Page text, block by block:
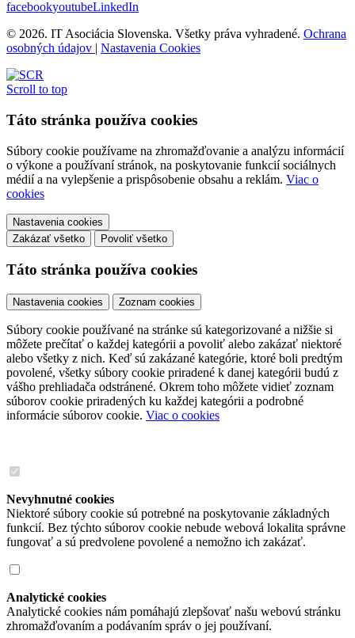
facebookyoutubeLinkedIn
© 2026. IT Asociácia Slovenska. Všetky práva vyhradené. Ochrana
osobných údajov | Nastavenia Cookies
Scroll to top
Táto stránka používa cookies
Súbory cookie používame na zhromažďovanie a analýzu informácií
o výkone a používaní stránok, na poskytovanie funkcií sociálnych
médií a na vylepšenie a prispôsobenie obsahu a reklám. Viac o
cookies
Nastavenia cookies
Zakázať všetko
Povoliť všetko
Táto stránka používa cookies
Nastavenia cookies Zoznam cookies
Súbory cookie používané na stránke sú kategorizované a nižšie si
môžete prečítať o každej kategórii a povoliť alebo zakázať niektoré
alebo všetky z nich. Keď sú zakázané kategórie, ktoré boli predtým
povolené, všetky súbory cookie priradené k danej kategórii budú z
vášho prehliadača odstránené. Okrem toho môžete vidieť zoznam
súborov cookie priradených ku každej kategórii a podrobné
informácie súborov cookie. Viac o cookies
Nevyhnutné cookies
Niektoré súbory cookie sú potrebné na poskytovanie základných
funkcií. Bez týchto súborov cookie nebude webová lokalita správne
fungovať a sú predvolene povolené a nemožno ich zakázať.
Analytické cookies
Analytické cookies nám pomáhajú zlepšovať našu webovú stránku
zhromažďovaním a podávaním správ o jej používaní.